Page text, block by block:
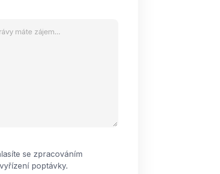
se zpracováním
poptávky.